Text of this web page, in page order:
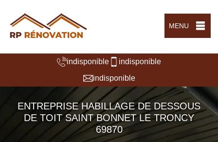
MENU
indisponible
indisponible
indisponible
ENTREPRISE HABILLAGE DE DESSOUS
DE TOIT SAINT BONNET LE TRONCY
69870